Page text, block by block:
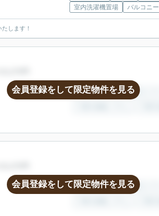
室内洗濯機置場
バルコニー
します！
会員登録をして限定物件を見る
会員登録をして限定物件を見る